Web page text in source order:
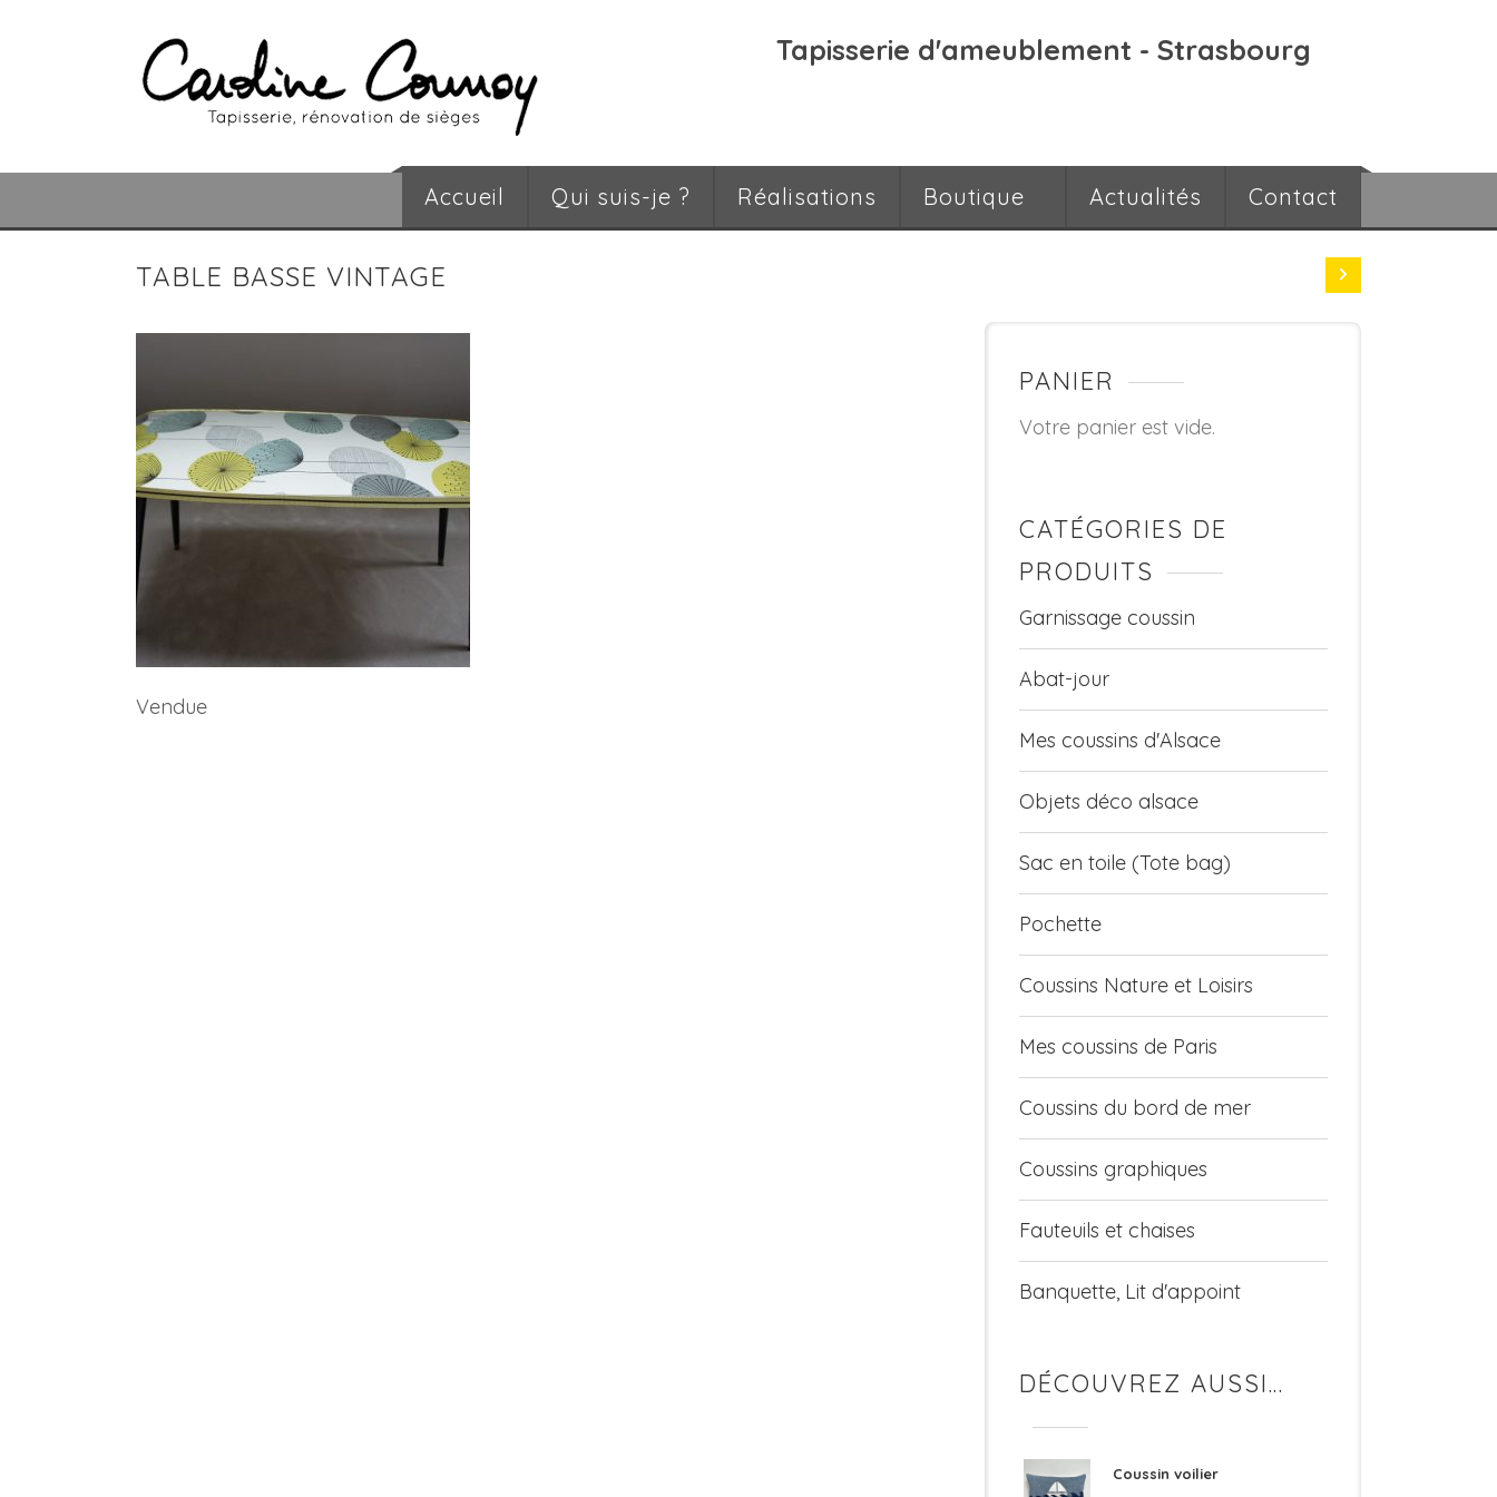
Tapisserie d'ameublement - Strasbourg
Accueil Qui suis-je ? Réalisations Boutique Actualités Contact
TABLE BASSE VINTAGE
Vendue
PANIER
Votre panier est vide.
CATÉGORIES DE
PRODUITS
Garnissage coussin
Abat-jour
Mes coussins d'Alsace
Objets déco alsace
Sac en toile (Tote bag)
Pochette
Coussins Nature et Loisirs
Mes coussins de Paris
Coussins du bord de mer
Coussins graphiques
Fauteuils et chaises
Banquette, Lit d'appoint
DÉCOUVREZ AUSSI…
Coussin voilier